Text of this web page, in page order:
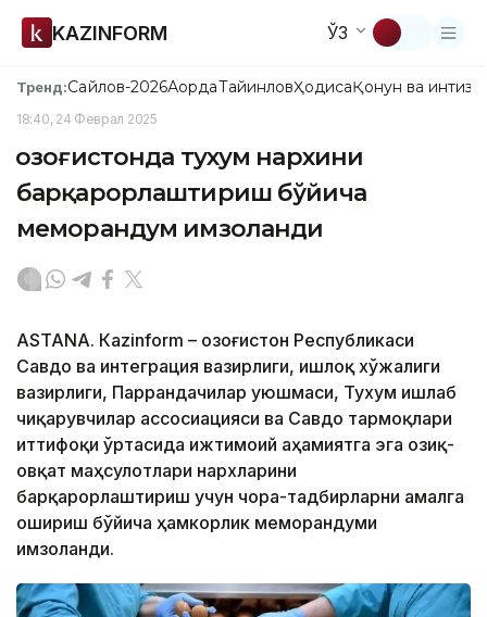
KAZINFORM ЎЗ
Тренд:Сайлов-2026АқордаТайинловҲодисаҚонун ва
18:40, 24 Феврал 2025
Қозоғистонда тухум нархини
барқарорлаштириш бўйича
меморандум имзоланди
ASTANА. Кazinform – Қозоғистон Республикаси
Савдо ва интеграция вазирлиги, Қишлоқ хўжалиги
вазирлиги, Паррандачилар уюшмаси, Тухум ишлаб
чиқарувчилар ассосиацияси ва Савдо тармоқлари
иттифоқи ўртасида ижтимоий аҳамиятга эга озиқ-
овқат маҳсулотлари нархларини
барқарорлаштириш учун чора-тадбирларни амалга
ошириш бўйича ҳамкорлик меморандуми
имзоланди.